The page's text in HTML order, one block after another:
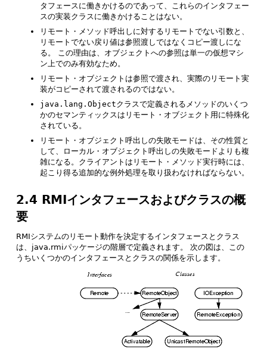
タフェースに働きかけるのであって、これらのインタフェー
スの実装クラスに働きかけることはない。
リモート・メソッド呼出しに対するリモートでない引数と、
リモートでない戻り値は参照渡しではなくコピー渡しにな
る。
この理由は、オブジェクトへの参照は単一の仮想マシ
ン上でのみ有効なため。
リモート・オブジェクトは参照で渡され、実際のリモート実
装がコピーされて渡されるのではない。
java.lang.Objectクラスで定義されるメソッドのいくつ
かのセマンティックスはリモート・オブジェクト用に特殊化
されている。
リモート・オブジェクト呼出しの失敗モードは、その性質と
して、ローカル・オブジェクト呼出しの失敗モードよりも複
雑になる。クライアントはリモート・メソッド実行時には、
起こり得る追加的な例外処理を取り扱わなければならない。
2.4 RMIインタフェースおよびクラスの概
要
RMIシステムのリモート動作を決定するインタフェースとクラス
は、java.rmiパッケージの階層で定義されます。
次の図は、この
うちいくつかのインタフェースとクラスの関係を示します。